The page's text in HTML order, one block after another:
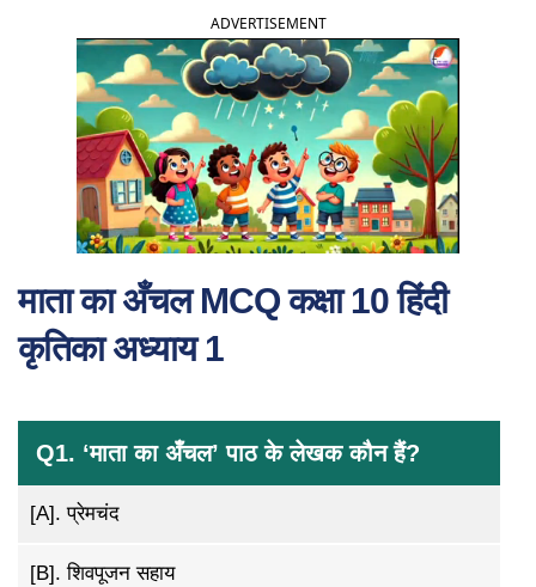
ADVERTISEMENT
माता का अँचल MCQ कक्षा 10 हिंदी
कृतिका अध्याय 1
Q1. ‘माता का अँचल’ पाठ के लेखक कौन हैं?
[A].प्रेमचंद
[B].शिवपूजन सहाय